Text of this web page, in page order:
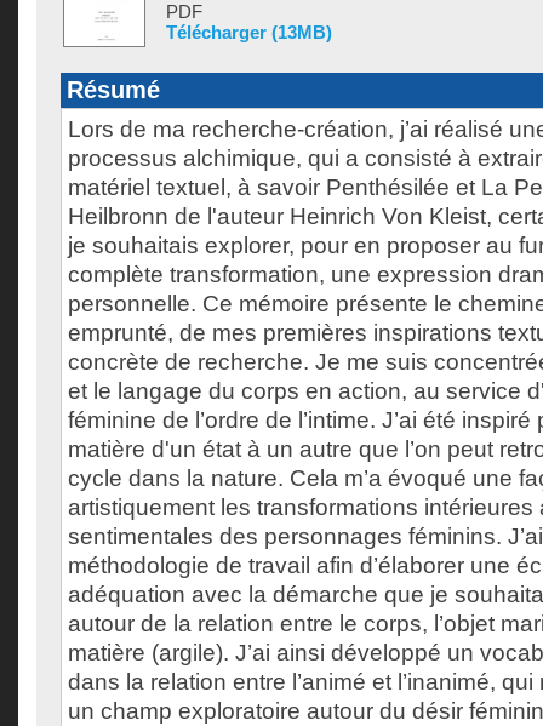
PDF
Télécharger (13MB)
Résumé
Lors de ma recherche-création, j’ai réalisé
processus alchimique, qui a consisté à
matériel textuel, à savoir Penthésilée et La
Heilbronn de l'auteur Heinrich Von Kleist,
je souhaitais explorer, pour en proposer au
complète transformation, une expression
personnelle. Ce mémoire présente le
emprunté, de mes premières inspirations
concrète de recherche. Je me suis
et le langage du corps en action, au service
féminine de l’ordre de l’intime. J’ai été
matière d'un état à un autre que l’on peut
cycle dans la nature. Cela m’a évoqué une
artistiquement les transformations intérieures
sentimentales des personnages féminins.
méthodologie de travail afin d’élaborer une
adéquation avec la démarche que je
autour de la relation entre le corps, l’objet
matière (argile). J’ai ainsi développé un
dans la relation entre l’animé et l’inanimé, qui
un champ exploratoire autour du désir